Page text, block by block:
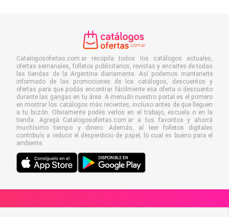
Catalogosofertas.com.ar recopila todos los catálogos actuales,
ofertas semanales, folletos publicitarios, revistas y encartes de todas
las tiendas de la Argentina diariamente. Así podemos mantenerte
informado de las promociones de los catálogos, descuentos y
ofertas para que podás encontrar fácilmente esa oferta o descuento
durante las gangas en tu área. A menudo nuestro portal es el primero
en mostrar los catálogos más recientes, incluso antes de que lleguen
a tu buzón. Obviamente podés verlos en el trabajo, escuela o en la
tienda. Agregá Catalogosofertas.com.ar a tus favoritos y ahorrá
muchísimo tiempo y dinero. Además, al leer folletos digitales
contribuís a reducir el desperdicio de papel, lo cual es bueno para el
ambiente.